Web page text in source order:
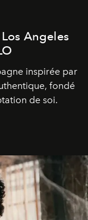
Angeles
inspirée par
fondé
de soi.